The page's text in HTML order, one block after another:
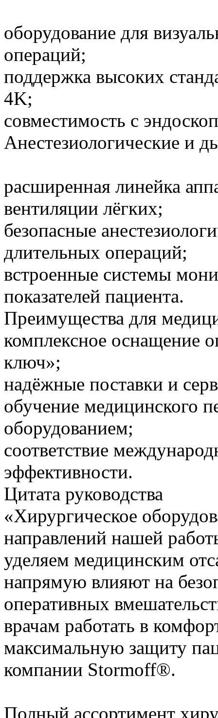
оборудование для
операций;
поддержка высоких
4K;
совместимость с
Анестезиологические и
расширенная линейка
вентиляции лёгких;
безопасные
длительных операций;
встроенные системы
показателей пациента.
Преимущества для
комплексное оснащение
ключ»;
надёжные поставки и
обучение медицинского
оборудованием;
соответствие
эффективности.
Цитата руководства
«Хирургическое
направлений нашей
уделяем медицинским
напрямую влияют на
оперативных
врачам работать в
максимальную защиту
компании Stormoff®.
Полный ассортимент